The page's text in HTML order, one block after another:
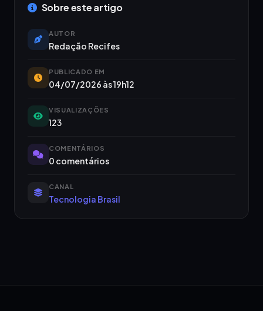
Sobre este artigo
AUTOR
Redação Recifes
PUBLICADO EM
04/07/2026 às 19h12
VISUALIZAÇÕES
123
COMENTÁRIOS
0 comentários
CANAL
Tecnologia Brasil